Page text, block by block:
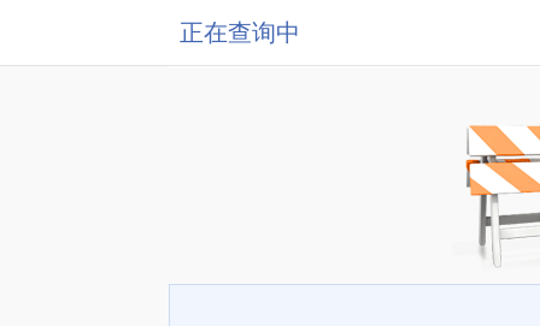
正在查询中